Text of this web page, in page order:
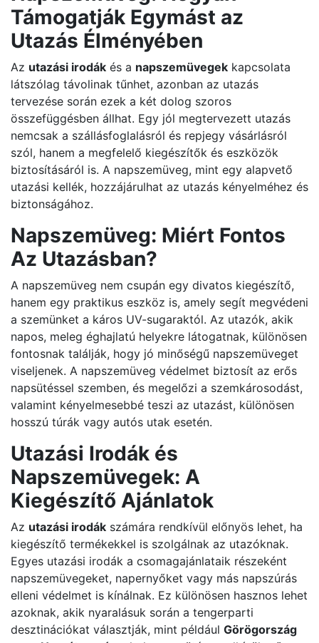
Támogatják Egymást az
Utazás Élményében
Az utazási irodák és a napszemüvegek kapcsolata
látszólag távolinak tűnhet, azonban az utazás
tervezése során ezek a két dolog szoros
összefüggésben állhat. Egy jól megtervezett utazás
nemcsak a szállásfoglalásról és repjegy vásárlásról
szól, hanem a megfelelő kiegészítők és eszközök
biztosításáról is. A napszemüveg, mint egy alapvető
utazási kellék, hozzájárulhat az utazás kényelméhez és
biztonságához.
Napszemüveg: Miért Fontos
Az Utazásban?
A napszemüveg nem csupán egy divatos kiegészítő,
hanem egy praktikus eszköz is, amely segít megvédeni
a szemünket a káros UV-sugaraktól. Az utazók, akik
napos, meleg éghajlatú helyekre látogatnak, különösen
fontosnak találják, hogy jó minőségű napszemüveget
viseljenek. A napszemüveg védelmet biztosít az erős
napsütéssel szemben, és megelőzi a szemkárosodást,
valamint kényelmesebbé teszi az utazást, különösen
hosszú túrák vagy autós utak esetén.
Utazási Irodák és
Napszemüvegek: A
Kiegészítő Ajánlatok
Az utazási irodák számára rendkívül előnyös lehet, ha
kiegészítő termékekkel is szolgálnak az utazóknak.
Egyes utazási irodák a csomagajánlataik részeként
napszemüvegeket, napernyőket vagy más napszúrás
elleni védelmet is kínálnak. Ez különösen hasznos lehet
azoknak, akik nyaralásuk során a tengerparti
desztinációkat választják, mint például Görögország